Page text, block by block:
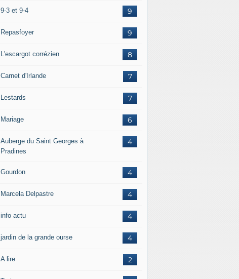
9
9-3 et 9-4
9
Repasfoyer
8
L'escargot corrézien
7
Carnet d'Irlande
7
Lestards
6
Mariage
4
Auberge du Saint Georges à
Pradines
4
Gourdon
4
Marcela Delpastre
4
info actu
4
jardin de la grande ourse
2
A lire